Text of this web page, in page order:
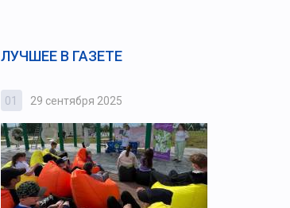
ЛУЧШЕЕ В ГАЗЕТЕ
01 29 сентября 2025